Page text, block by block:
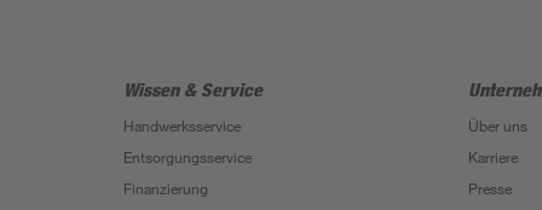
Wissen & Service
Handwerksservice
Entsorgungsservice
Finanzierung
Über uns
Karriere
Presse